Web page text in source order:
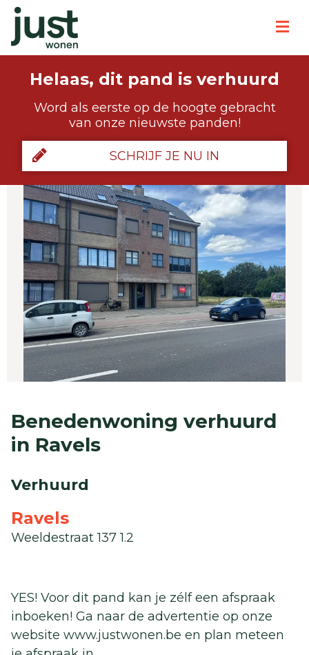
Helaas, dit pand is verhuurd
Word als eerste op de hoogte gebracht
van onze nieuwste panden!
SCHRIJF JE NU IN
Benedenwoning verhuurd
in Ravels
Verhuurd
Ravels
Weeldestraat 137 1.2
YES! Voor dit pand kan je zélf een afspraak
inboeken! Ga naar de advertentie op onze
website www.justwonen.be en plan meteen